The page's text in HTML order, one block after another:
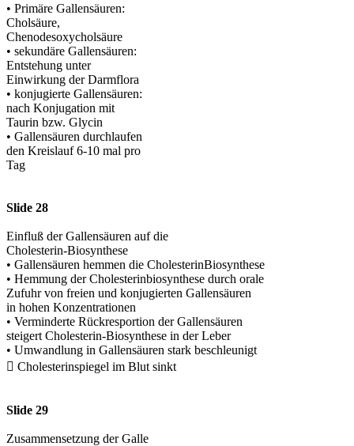
• Primäre Gallensäuren:
Cholsäure,
Chenodesoxycholsäure
• sekundäre Gallensäuren:
Entstehung unter
Einwirkung der Darmflora
• konjugierte Gallensäuren:
nach Konjugation mit
Taurin bzw. Glycin
• Gallensäuren durchlaufen
den Kreislauf 6-10 mal pro
Tag
Slide 28
Einfluß der Gallensäuren auf die
Cholesterin-Biosynthese
• Gallensäuren hemmen die CholesterinBiosynthese
• Hemmung der Cholesterinbiosynthese durch orale
Zufuhr von freien und konjugierten Gallensäuren
in hohen Konzentrationen
• Verminderte Rückresportion der Gallensäuren
steigert Cholesterin-Biosynthese in der Leber
• Umwandlung in Gallensäuren stark beschleunigt
 Cholesterinspiegel im Blut sinkt
Slide 29
Zusammensetzung der Galle